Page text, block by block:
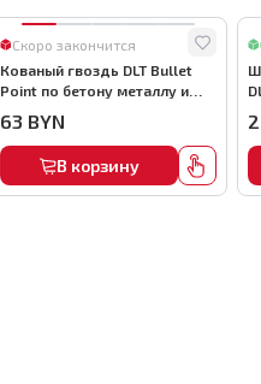
Скоро закончится
Кованый гвоздь DLT Bullet
Point по бетону металлу и
арт.0116
63 BYN
В корзину